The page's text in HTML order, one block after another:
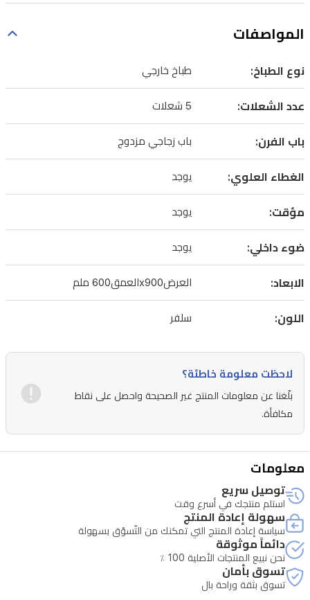
المواصفات
نوع الطباخ: طباخ خارجي
عدد الشعلات: 5 شعلات
باب الفرن: باب زجاجي مزدوج
الغطاء العلوي: يوجد
مؤقت: يوجد
ضوء داخلي: يوجد
الابعاد: العرضx900العمق600 ملم
اللون: سلفر
لاحظت معلومة خاطئة؟
بلّغنا عن معلومات المنتج غير الصحيحة واحصل على نقاط
مكافأة.
معلومات
توصيل سريع
استلم منتجك في أسرع وقت
سهولة إعادة المنتج
سياسة إعادة المنتج التي تمكنك من التّسوّق بسهولة
دائماً موثوقة
نحن نبيع المنتجات الأصلية 100 ٪
تسوق بأمان
تسوق بثقة وراحة بال